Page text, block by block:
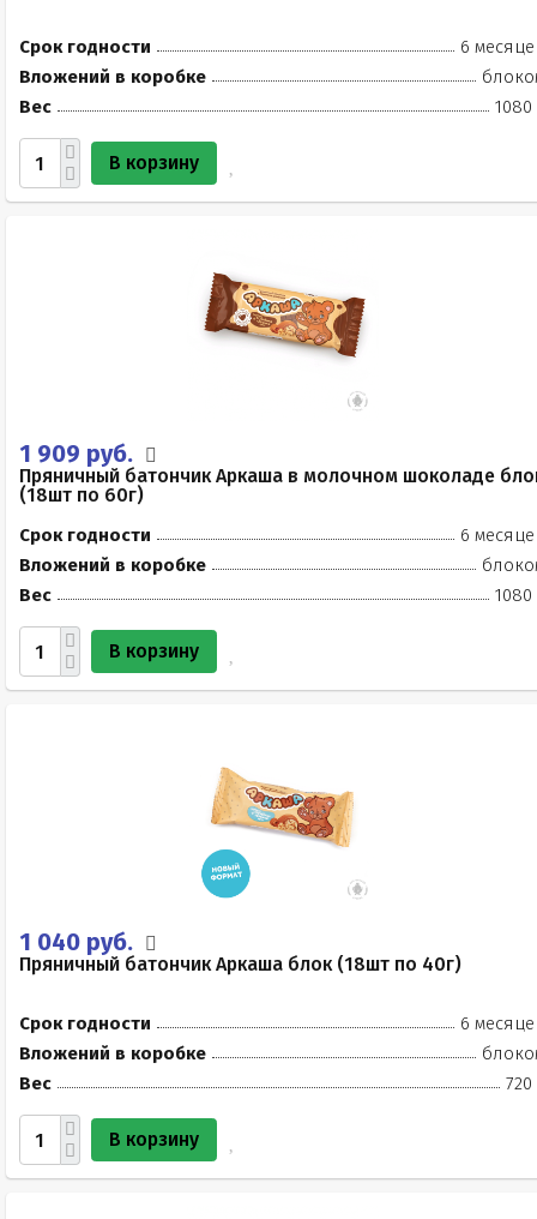
Срок годности
6
Вложений в коробке
Вес
1080
В корзину
1 909 руб.
Пряничный батончик Аркаша в молочном шоколаде
(18шт по 60г)
Срок годности
6
Вложений в коробке
Вес
1080
В корзину
1 040 руб.
Пряничный батончик Аркаша блок (18шт по 40г)
Срок годности
6
Вложений в коробке
Вес
720
В корзину